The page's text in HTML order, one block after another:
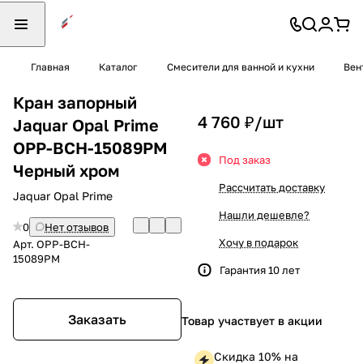
Главная Каталог Смесители для ванной и кухни
Кран запорный
Jaquar Opal Prime
OPP-BCH-15089PM
Черный хром
Jaquar Opal Prime
0
Нет отзывов
Арт. OPP-BCH-
15089PM
Заказать
4 760 ₽/шт
Под заказ
Рассчитать доставку
Нашли дешевле?
Хочу в подарок
Гарантия 10 лет
Товар участвует в акции
Скидка 10% на